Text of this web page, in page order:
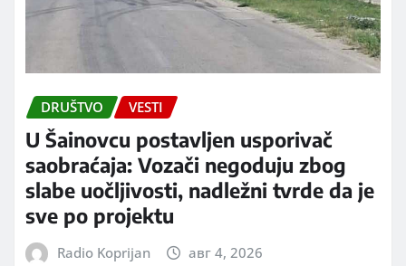
DRUŠTVO VESTI
U Šainovcu postavljen usporivač
saobraćaja: Vozači negoduju zbog
slabe uočljivosti, nadležni tvrde da je
sve po projektu
Radio Koprijan авг 4, 2026